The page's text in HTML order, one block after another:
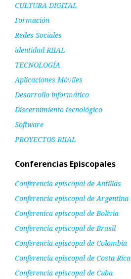
CULTURA DIGITAL
Formación
Redes Sociales
identidad RIIAL
TECNOLOGÍA
Aplicaciones Móviles
Desarrollo informático
Discernimiento tecnológico
Software
PROYECTOS RIIAL
Conferencias Episcopales
Conferencia episcopal de Antillas
Conferencia episcopal de Argentina
Conferenica episcopal de Bolivia
Conferencia episcopal de Brasil
Conferencia episcopal de Colombia
Conferencia episcopal de Costa Rica
Conferencia episcopal de Cuba